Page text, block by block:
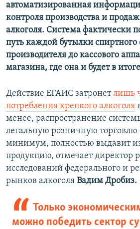
автоматизированная
контроля производства и
алкоголя. Система фактически
путь каждой бутылки спиртного
производителя до кассового
магазина, где она и будет в
Действие ЕГАИС затронетлишь
потребления крепкого алкоголя
менее, распространение
легальную розничную
минимум, полностью выдавит
продукцию, отмечает директор
исследований федерального и
рынков алкоголя Вадим Дробиз.
Только
можно победить сектор